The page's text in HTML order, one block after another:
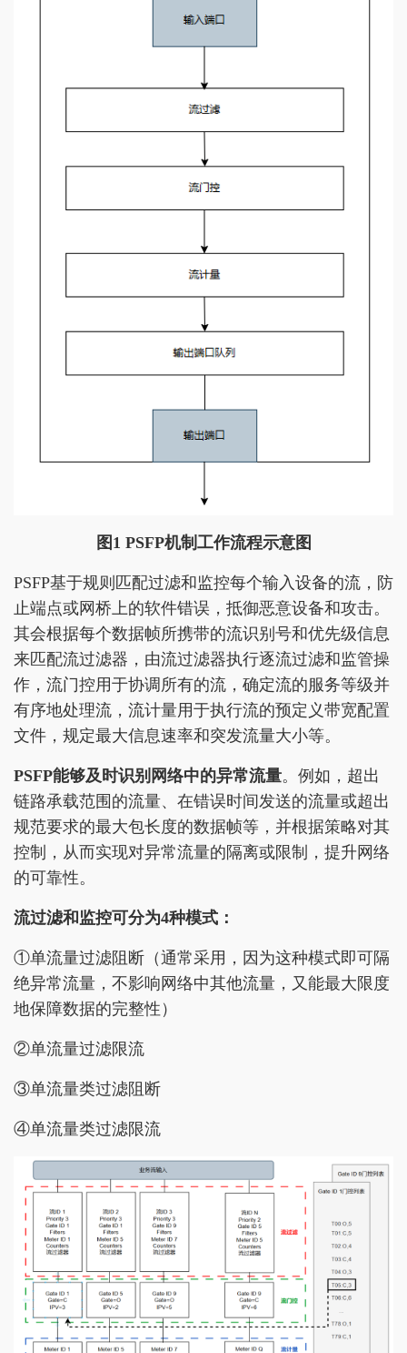
图 1 PSFP机制工作流程示意图
PSFP基于规则匹配过滤和监控每个输入设备的流，防
止端点或网桥上的软件错误，抵御恶意设备和攻击。
其会根据每个数据帧所携带的流识别号和优先级信息
来匹配流过滤器，由流过滤器执行逐流过滤和监管操
作，流门控用于协调所有的流，确定流的服务等级并
有序地处理流，流计量用于执行流的预定义带宽配置
文件，规定最大信息速率和突发流量大小等。
PSFP能够及时识别网络中的异常流量。例如，超出
链路承载范围的流量、在错误时间发送的流量或超出
规范要求的最大包长度的数据帧等，并根据策略对其
控制，从而实现对异常流量的隔离或限制，提升网络
的可靠性。
流过滤和监控可分为4种模式：
①单流量过滤阻断（通常采用，因为这种模式即可隔
绝异常流量，不影响网络中其他流量，又能最大限度
地保障数据的完整性）
②单流量过滤限流
③单流量类过滤阻断
④单流量类过滤限流